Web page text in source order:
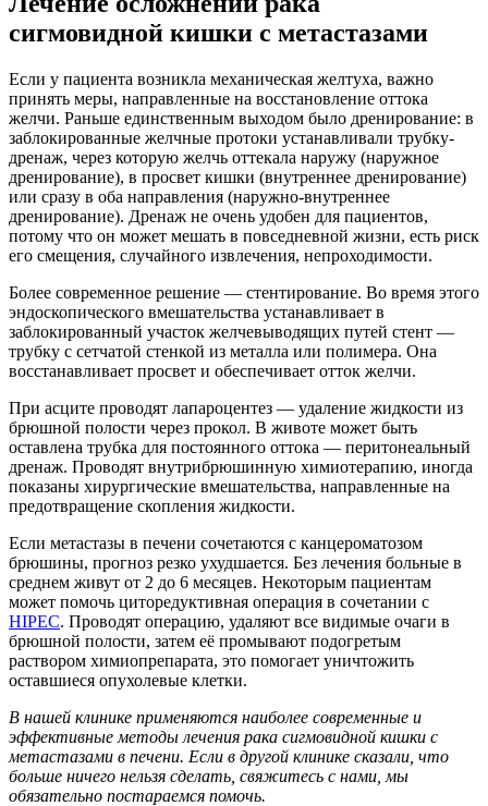
сигмовидной кишки с метастазами
Если у пациента возникла механическая желтуха, важно
принять меры, направленные на восстановление оттока
желчи. Раньше единственным выходом было дренирование: в
заблокированные желчные протоки устанавливали трубку-
дренаж, через которую желчь оттекала наружу (наружное
дренирование), в просвет кишки (внутреннее дренирование)
или сразу в оба направления (наружно-внутреннее
дренирование). Дренаж не очень удобен для пациентов,
потому что он может мешать в повседневной жизни, есть риск
его смещения, случайного извлечения, непроходимости.
Более современное решение — стентирование. Во время этого
эндоскопического вмешательства устанавливает в
заблокированный участок желчевыводящих путей стент —
трубку с сетчатой стенкой из металла или полимера. Она
восстанавливает просвет и обеспечивает отток желчи.
При асците проводят лапароцентез — удаление жидкости из
брюшной полости через прокол. В животе может быть
оставлена трубка для постоянного оттока — перитонеальный
дренаж. Проводят внутрибрюшинную химиотерапию, иногда
показаны хирургические вмешательства, направленные на
предотвращение скопления жидкости.
Если метастазы в печени сочетаются с канцероматозом
брюшины, прогноз резко ухудшается. Без лечения больные в
среднем живут от 2 до 6 месяцев. Некоторым пациентам
может помочь циторедуктивная операция в сочетании с
HIPEC. Проводят операцию, удаляют все видимые очаги в
брюшной полости, затем её промывают подогретым
раствором химиопрепарата, это помогает уничтожить
оставшиеся опухолевые клетки.
В нашей клинике применяются наиболее современные и
эффективные методы лечения рака сигмовидной кишки с
метастазами в печени. Если в другой клинике сказали, что
больше ничего нельзя сделать, свяжитесь с нами, мы
обязательно постараемся помочь.